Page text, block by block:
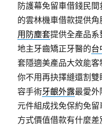
防護幕免留車借錢民
的雲林機車借款提供
用防塵套提供全產品
地主牙齒矯正牙醫的台
套隱適美產品大效能
你不用再抉擇縫還割
容手術牙齦外露最愛
元件組成找免保約免留
方式價值借款有什麼